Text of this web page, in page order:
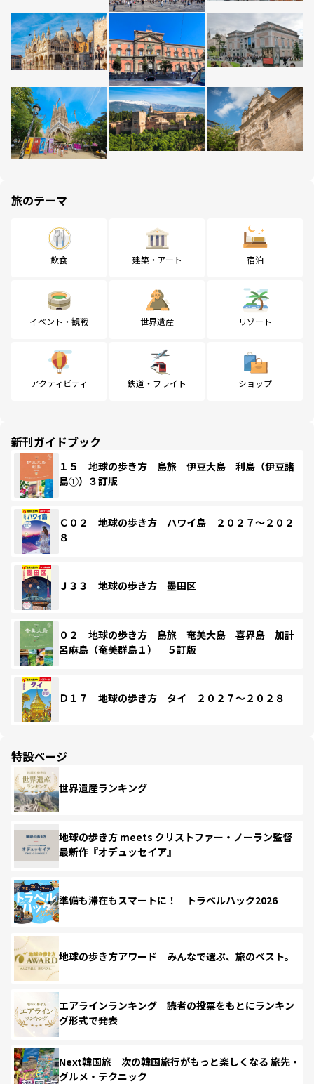
旅のテーマ
飲食 建築・アート 宿泊
イベント・観戦 世界遺産 リゾート
アクティビティ 鉄道・フライト ショップ
新刊ガイドブック
１５ 地球の歩き方 島旅 伊豆大島 利島（伊豆諸
島①）３訂版
Ｃ０２ 地球の歩き方 ハワイ島 ２０２７～２０２
８
Ｊ３３ 地球の歩き方 墨田区
０２ 地球の歩き方 島旅 奄美大島 喜界島 加計
呂麻島（奄美群島１） ５訂版
Ｄ１７ 地球の歩き方 タイ ２０２７～２０２８
特設ページ
世界遺産ランキング
地球の歩き方 meets クリストファー・ノーラン監督
最新作『オデュッセイア』
準備も滞在もスマートに！ トラベルハック2026
地球の歩き方アワード みんなで選ぶ、旅のベスト。
エアラインランキング 読者の投票をもとにランキン
グ形式で発表
Next韓国旅 次の韓国旅行がもっと楽しくなる 旅先・
グルメ・テクニック